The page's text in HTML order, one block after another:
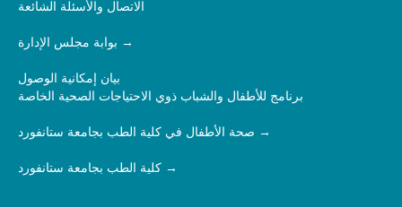
الاتصال والأسئلة الشائعة
بوابة مجلس الإدارة
بيان إمكانية الوصول
برنامج للأطفال والشباب ذوي الاحتياجات الصحية الخاصة
صحة الأطفال في كلية الطب بجامعة ستانفورد
كلية الطب بجامعة ستانفورد